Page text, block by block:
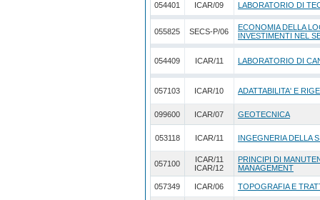
054401 ICAR/09 LABORATORIO DI
055825 SECS-P/06
ECONOMIA DELLA
INVESTIMENTI NEL
054409 ICAR/11 LABORATORIO DI
057103 ICAR/10 ADATTABILITA' E
099600 ICAR/07 GEOTECNICA
053118 ICAR/11 INGEGNERIA DELLA
057100
ICAR/11
ICAR/12
PRINCIPI DI
MANAGEMENT
057349 ICAR/06 TOPOGRAFIA E